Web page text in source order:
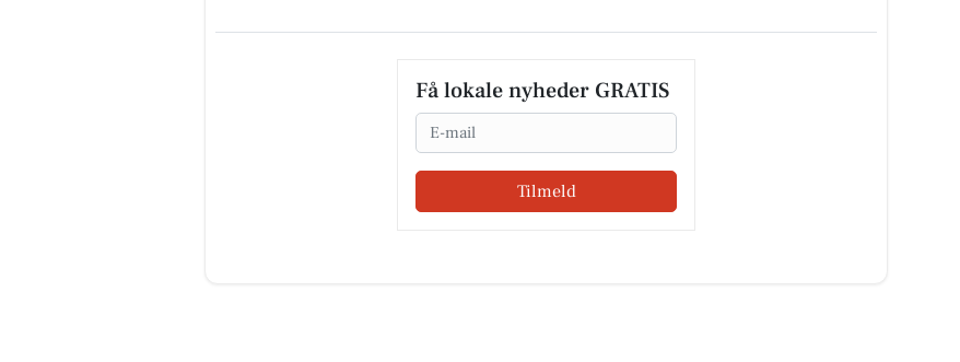
Få lokale nyheder GRATIS
Email
Tilmeld